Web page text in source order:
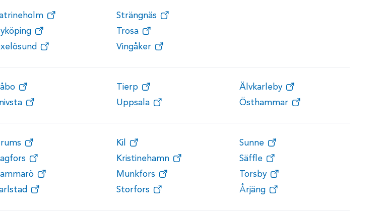
Strängnäs
Trosa
Vingåker
Tierp
Uppsala
Älvkarleby
Östhammar
Kil
Kristinehamn
Munkfors
Storfors
Sunne
Säffle
Torsby
Årjäng